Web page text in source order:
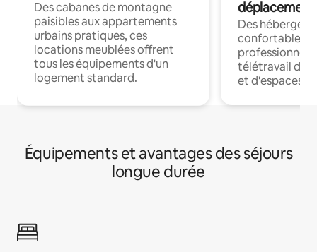
Des cabanes de montagne
paisibles aux appartements
urbains pratiques, ces
locations meublées offrent
tous les équipements d'un
logement standard.
déplacement
Des
confortables
professionnels
télétravail
et d'espaces
Équipements et avantages des séjours
longue durée